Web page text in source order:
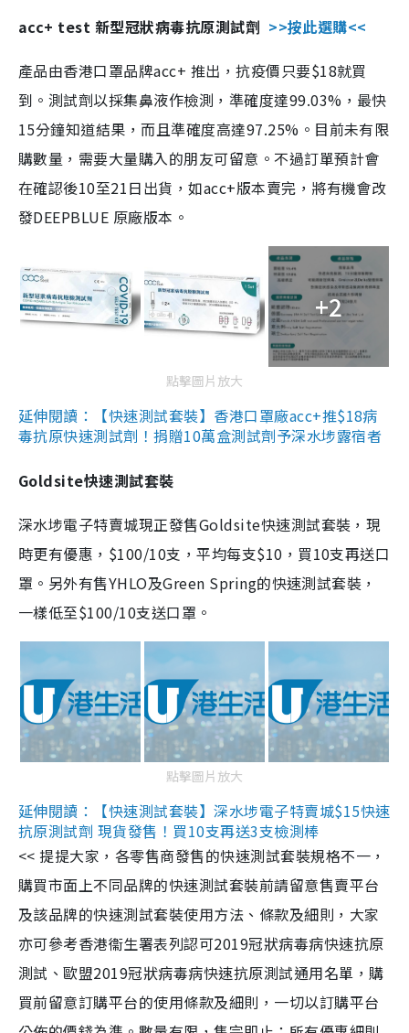
acc+ test 新型冠狀病毒抗原測試劑 >>按此選購<<
產品由香港口罩品牌acc+ 推出，抗疫價只要$18就買
到。測試劑以採集鼻液作檢測，準確度達99.03%，最快
15分鐘知道結果，而且準確度高達97.25%。目前未有限
購數量，需要大量購入的朋友可留意。不過訂單預計會
在確認後10至21日出貨，如acc+版本賣完，將有機會改
發DEEPBLUE 原廠版本。
+2
點擊圖片放大
延伸閱讀：【快速測試套裝】香港口罩廠acc+推$18病
毒抗原快速測試劑！捐贈10萬盒測試劑予深水埗露宿者
Goldsite快速測試套裝
深水埗電子特賣城現正發售Goldsite快速測試套裝，現
時更有優惠，$100/10支，平均每支$10，買10支再送口
罩。另外有售YHLO及Green Spring的快速測試套裝，
一樣低至$100/10支送口罩。
點擊圖片放大
延伸閱讀：【快速測試套裝】深水埗電子特賣城$15快速
抗原測試劑 現貨發售！買10支再送3支檢測棒
<< 提提大家，各零售商發售的快速測試套裝規格不一，
購買市面上不同品牌的快速測試套裝前請留意售賣平台
及該品牌的快速測試套裝使用方法、條款及細則，大家
亦可參考香港衞生署表列認可2019冠狀病毒病快速抗原
測試、歐盟2019冠狀病毒病快速抗原測試通用名單，購
買前留意訂購平台的使用條款及細則，一切以訂購平台